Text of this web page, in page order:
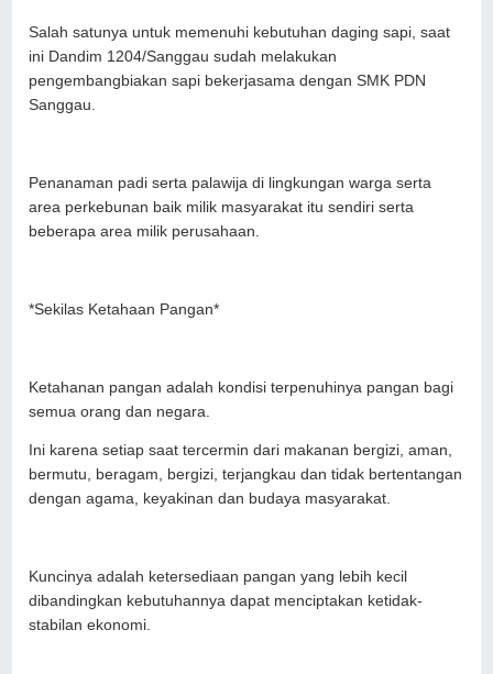
Salah satunya untuk memenuhi kebutuhan daging sapi, saat
ini Dandim 1204/Sanggau sudah melakukan
pengembangbiakan sapi bekerjasama dengan SMK PDN
Sanggau.
Penanaman padi serta palawija di lingkungan warga serta
area perkebunan baik milik masyarakat itu sendiri serta
beberapa area milik perusahaan.
*Sekilas Ketahaan Pangan*
Ketahanan pangan adalah kondisi terpenuhinya pangan bagi
semua orang dan negara.
Ini karena setiap saat tercermin dari makanan bergizi, aman,
bermutu, beragam, bergizi, terjangkau dan tidak bertentangan
dengan agama, keyakinan dan budaya masyarakat.
Kuncinya adalah ketersediaan pangan yang lebih kecil
dibandingkan kebutuhannya dapat menciptakan ketidak-
stabilan ekonomi.